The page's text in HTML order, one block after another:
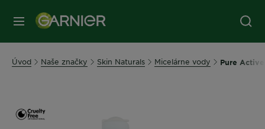
Úvod Naše značky Skin Naturals Micelárne vody Pure